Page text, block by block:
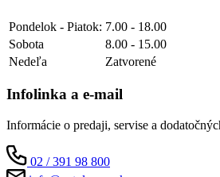
Pondelok - Piatok: 7.00 - 18.00
Sobota
8.00 - 15.00
Nedeľa
Zatvorené
Infolinka a e-mail
Informácie o predaji, servise a
02 / 391 98 800